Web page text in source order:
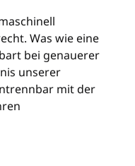
Was wie eine
bei genauerer
unserer
mit der